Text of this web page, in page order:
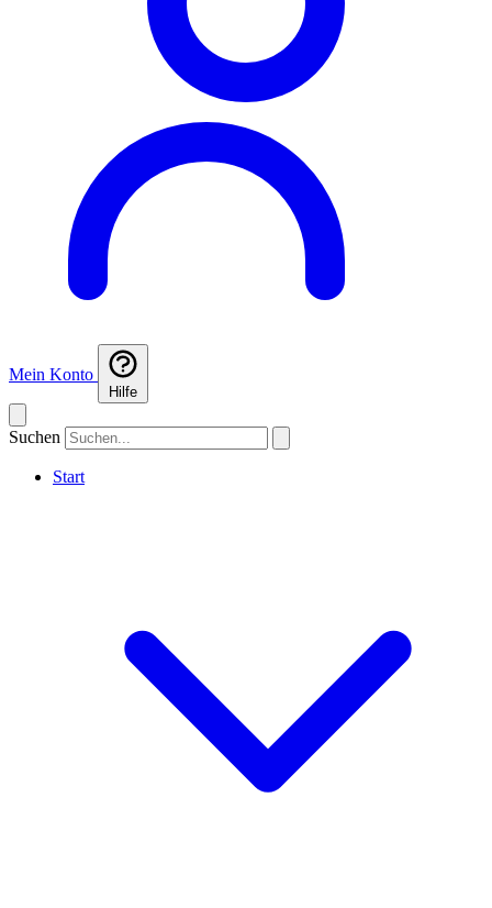
Mein Konto
Hilfe
Suchen
Start